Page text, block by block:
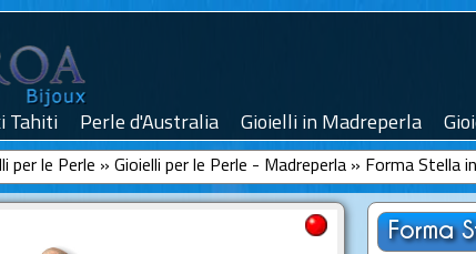
Tahiti Perle d'Australia Gioielli in Madreperla
per le Perle » Gioielli per le Perle - Madreperla» Forma Stella
Forma